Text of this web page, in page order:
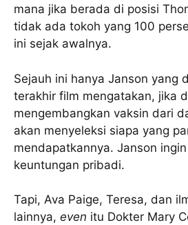
mana jika berada di posisi
tidak ada tokoh yang 100
ini sejak awalnya.
Sejauh ini hanya Janson yang
terakhir film mengatakan, jika
mengembangkan vaksin dari
akan menyeleksi siapa yang
mendapatkannya. Janson
keuntungan pribadi.
Tapi, Ava Paige, Teresa, dan
lainnya, even itu Dokter Mary